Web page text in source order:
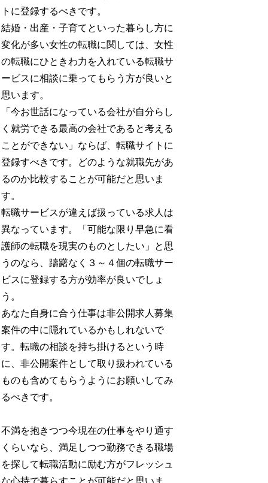
トに登録するべきです。
結婚・出産・子育てといった暮らし方に
変化が多い女性の転職に関しては、女性
の転職にひときわ力を入れている転職サ
ービスに相談に乗ってもらう方が良いと
思います。
「今お世話になっている会社が自分らし
く就労できる最高の会社であると考える
ことができない」ならば、転職サイトに
登録すべきです。どのような就職先があ
るのか比較することが可能だと思いま
す。
転職サービスが違えば扱っている求人は
異なっています。「可能な限り早急に看
護師の転職を現実のものとしたい」と思
うのなら、躊躇なく３～４個の転職サー
ビスに登録する方が効率が良いでしょ
う。
あなた自身に合う仕事は非公開求人募集
案件の中に隠れているかもしれないで
す。転職の相談を持ち掛けるという時
に、非公開案件として取り扱われている
ものも含めてもらうようにお願いしてみ
るべきです。
不満を抱きつつ今現在の仕事をやり通す
くらいなら、満足しつつ勤務できる職場
を探して転職活動に励む方がフレッシュ